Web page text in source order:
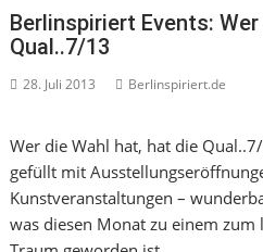
Berlinspiriert Events:
Qual..7/13
28. Juli 2013 Berlinspiriert.de
Wer die Wahl hat, hat die
gefüllt mit
Kunstveranstaltungen –
was diesen Monat zu einem